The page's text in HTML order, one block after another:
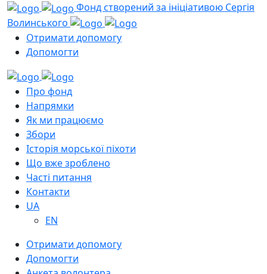
Фонд створений за ініціативою Сергія
Волинського
Отримати допомогу
Допомогти
Про фонд
Напрямки
Як ми працюємо
Збори
Історія морської піхоти
Що вже зроблено
Часті питання
Контакти
UA
EN
Отримати допомогу
Допомогти